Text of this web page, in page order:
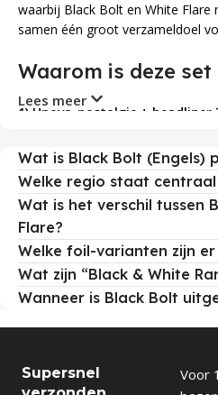
waarbij Black Bolt en White Flare
samen één groot verzameldoel
Waarom is deze
1) Unova-nostalgie + headliner
boegbeeld (White Flare focust op
2) Extra veel varianten om te
Deze dualset staat bekend om
varianten met
Engelse versie bestaan er zelfs
naast elkaar, wat “master set”
maakt.
3) Black & White Rares
stijlvol vormgegeven
Black &
monochrome look.
Lees meer
Wat is Black Bolt (Engels)
Welke regio staat centraal
Wat is het verschil tussen
Flare?
Welke foil-varianten zijn er
Wat zijn “Black & White
Wanneer is Black Bolt
Supersnel
Voor